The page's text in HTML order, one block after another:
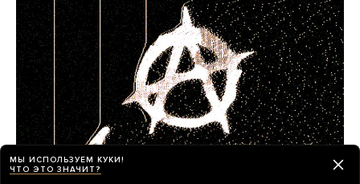
МЫ ИСПОЛЬЗУЕМ КУКИ!
ЧТО ЭТО ЗНАЧИТ?